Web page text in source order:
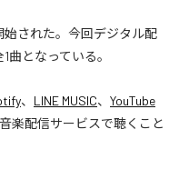
始された。今回デジタル配
曲となっている。
、 LINE MUSIC、 YouTube
楽配信サービスで聴くこと